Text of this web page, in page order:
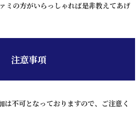
ミの方がいらっしゃれば是非教えてあげ
注意事項
不可となっておりますので、ご注意く